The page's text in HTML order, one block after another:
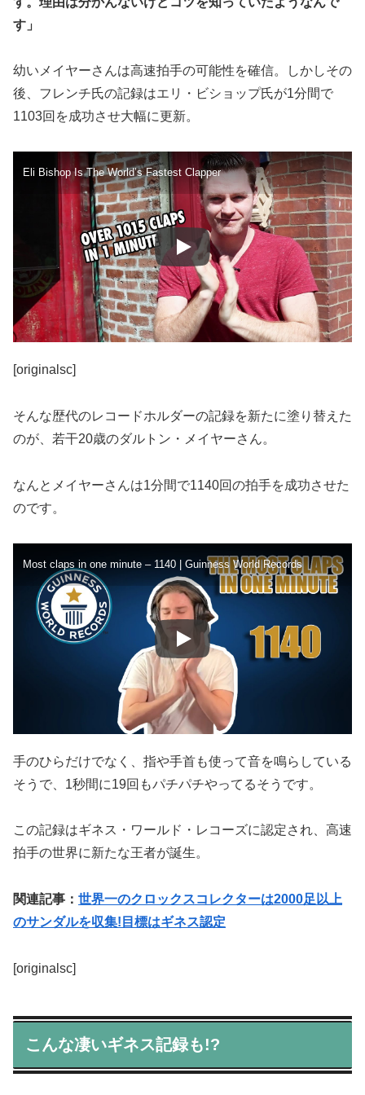
す」
幼いメイヤーさんは高速拍手の可能性を確信。しかしその
後、フレンチ氏の記録はエリ・ビショップ氏が1分間で
1103回を成功させ大幅に更新。
Eli Bishop Is The World’s Fastest Clapper
[originalsc]
そんな歴代のレコードホルダーの記録を新たに塗り替えた
のが、若干20歳のダルトン・メイヤーさん。
なんとメイヤーさんは1分間で1140回の拍手を成功させた
のです。
Most claps in one minute – 1140 | Guinness World Records
手のひらだけでなく、指や手首も使って音を鳴らしている
そうで、1秒間に19回もパチパチやってるそうです。
この記録はギネス・ワールド・レコーズに認定され、高速
拍手の世界に新たな王者が誕生。
関連記事： 世界一のクロックスコレクターは2000足以上
のサンダルを収集!目標はギネス認定
[originalsc]
こんな凄いギネス記録も!?